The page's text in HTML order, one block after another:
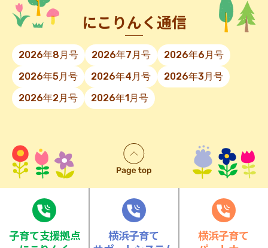
にこりんく通信
2026年8月号 2026年7月号
2026年6月号
2026年5月号
2026年4月号
2026年3月号
2026年2月号
2026年1月号
⼦育て⽀援拠点
横浜子育て
横浜子育て